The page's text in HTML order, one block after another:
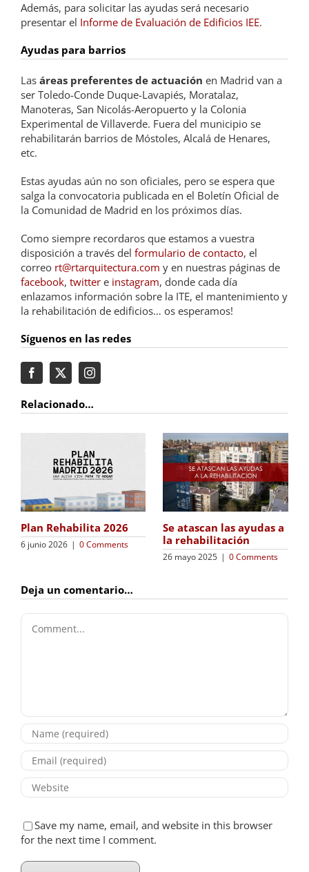
Además, para solicitar las ayudas será necesario
presentar el Informe de Evaluación de Edificios IEE.
Ayudas para barrios
Las áreas preferentes de actuación en Madrid van a
ser Toledo-Conde Duque-Lavapiés, Moratalaz,
Manoteras, San Nicolás-Aeropuerto y la Colonia
Experimental de Villaverde. Fuera del municipio se
rehabilitarán barrios de Móstoles, Alcalá de Henares,
etc.
Estas ayudas aún no son oficiales, pero se espera que
salga la convocatoria publicada en el Boletín Oficial de
la Comunidad de Madrid en los próximos días.
Como siempre recordaros que estamos a vuestra
disposición a través del formulario de contacto, el
correo rt@rtarquitectura.com y en nuestras páginas de
facebook, twittere instagram, donde cada día
enlazamos información sobre la ITE, el mantenimiento y
la rehabilitación de edificios… os esperamos!
Síguenos en las redes
Relacionado…
Plan Rehabilita 2026
6 junio 2026 | 0 Comments
Se atascan las ayudas a
la rehabilitación
26 mayo 2025 | 0 Comments
Deja un comentario…
Comment
Save my name, email, and website in this browser
for the next time I comment.